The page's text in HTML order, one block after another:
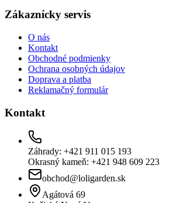
Zákaznícky servis
O nás
Kontakt
Obchodné podmienky
Ochrana osobných údajov
Doprava a platba
Reklamačný formulár
Kontakt
Záhrady: +421 911 015 193
Okrasný kameň: +421 948 609 223
obchod@loligarden.sk
Agátová 69